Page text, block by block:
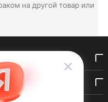
на другой товар или